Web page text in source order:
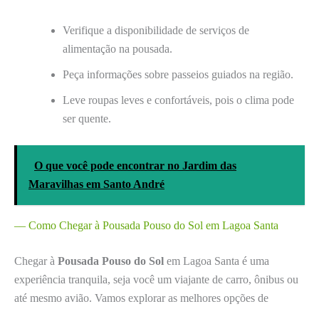
Verifique a disponibilidade de serviços de
alimentação na pousada.
Peça informações sobre passeios guiados na região.
Leve roupas leves e confortáveis, pois o clima pode
ser quente.
O que você pode encontrar no Jardim das
Maravilhas em Santo André
–– Como Chegar à Pousada Pouso do Sol em Lagoa Santa
Chegar à Pousada Pouso do Sol em Lagoa Santa é uma
experiência tranquila, seja você um viajante de carro, ônibus ou
até mesmo avião. Vamos explorar as melhores opções de